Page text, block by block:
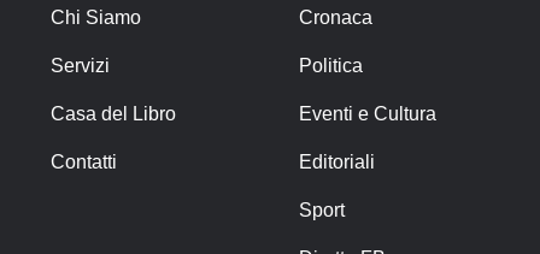
Chi Siamo
Servizi
Casa del Libro
Contatti
Cronaca
Politica
Eventi e Cultura
Editoriali
Sport